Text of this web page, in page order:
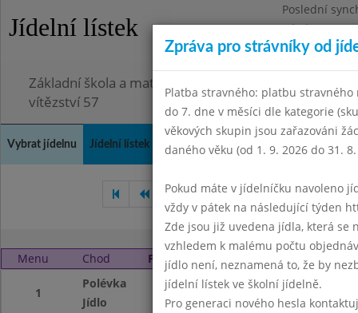
Jídelní lístek
Poslední
Pátek
Omezení
Základní škola a mateřská škola Chodov, Praha 4,
vítězství 57
Vybrat jídelnu Jídelní lístek Historie Kontakty a informace
Únor 2022 Březen 2022
Menu Chod Pátek 1. 4. 2022 (11:40 - 14:00)
1
Polévka
Zeleninová
Jídlo
Debrecínské
Zpráva pro strávníky od
Platba stravného: platbu stravného
do 7. dne v měsíci dle kategorie
věkových skupin jsou zařazováni
daného věku (od 1. 9. 2026 do 31.
Pokud máte v jídelníčku navoleno
vždy v pátek na následující týden
Zde jsou již uvedena jídla, která se
vzhledem k malému počtu
jídlo není, neznamená to, že by
jídelní lístek ve školní jídelně.
Pro generaci nového hesla